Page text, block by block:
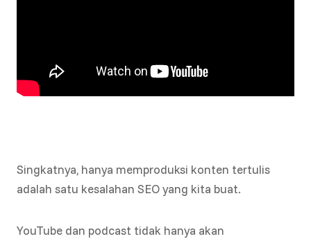
Singkatnya, hanya memproduksi konten tertulis
adalah satu kesalahan SEO yang kita buat.
YouTube dan podcast tidak hanya akan